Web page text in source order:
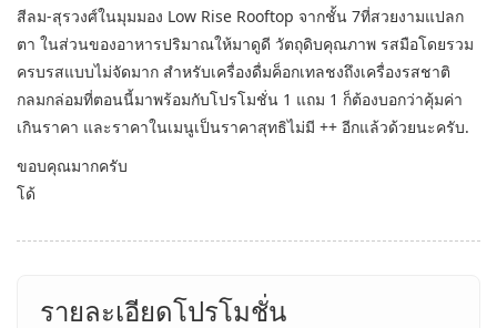
สีลม-สุรวงศ์ในมุมมอง Low Rise Rooftop จากชั้น 7ที่สวยงามแปลก
ตา ในส่วนของอาหารปริมาณให้มาดูดี วัตถุดิบคุณภาพ รสมือโดยรวม
ครบรสแบบไม่จัดมาก สำหรับเครื่องดื่มค็อกเทลชงถึงเครื่องรสชาติ
กลมกล่อมที่ตอนนี้มาพร้อมกับโปรโมชั่น 1 แถม 1 ก็ต้องบอกว่าคุ้มค่า
เกินราคา และราคาในเมนูเป็นราคาสุทธิไม่มี ++ อีกแล้วด้วยนะครับ.
ขอบคุณมากครับ
โด้
รายละเอียดโปรโมชั่น